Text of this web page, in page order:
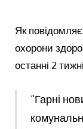
Як
охорони
останні 2
“Гарні